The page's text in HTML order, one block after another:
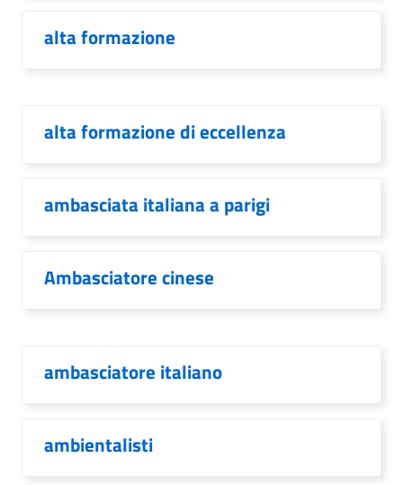
alta formazione
alta formazione di eccellenza
ambasciata italiana a parigi
Ambasciatore cinese
ambasciatore italiano
ambientalisti